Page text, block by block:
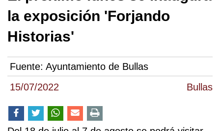
15/07/2022 Bullas
la exposición 'Forjando
Historias'
Fuente: Ayuntamiento de Bullas